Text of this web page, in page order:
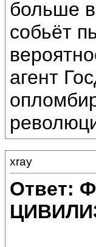
больше
собьёт
агент
xray
Ответ: